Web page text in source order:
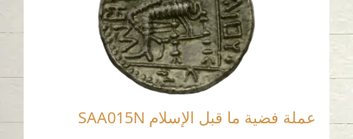
عملة فضية ما قبل الإسلام SAA015N